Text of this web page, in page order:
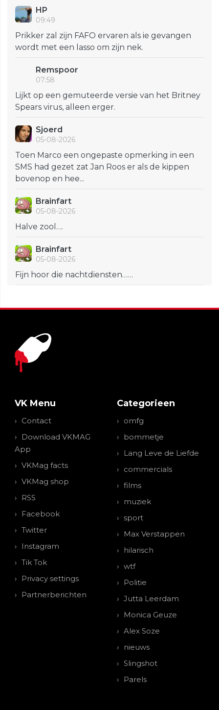
HP
09:49
Prikker zal zijn FAFO ervaren als ie gevangen
wordt met een lasso om zijn nek.
Remspoor
07:58
Lijkt op een gemuteerde versie van het Britney
Spears virus, alleen erger.
Sjoerd
05-08-2026
Toen Marco een ongepaste opmerking in een
SMS had gezet zat Jan Roos er als de kippen
bovenop en hee...
Brainfart
05-08-2026
Halve zool….
Brainfart
05-08-2026
Fijn hoor die nachtdiensten……
VK Menu
Contact
Download VKMAG
App
VKMag facts
VKMag shop
RSS
Facebook
Twitter
Instagram
Tik Tok
Privacy settings
Partnerberichten
Categorieen
omfg
bommetje
Lang Leve de Liefde
commercials
films
muziek
sport
Max Verstappen
hilarisch
wtf
Politie
Jutta Leerdam
Monica Geuze
Alex Soze
nieuws
Slingshot
Parels